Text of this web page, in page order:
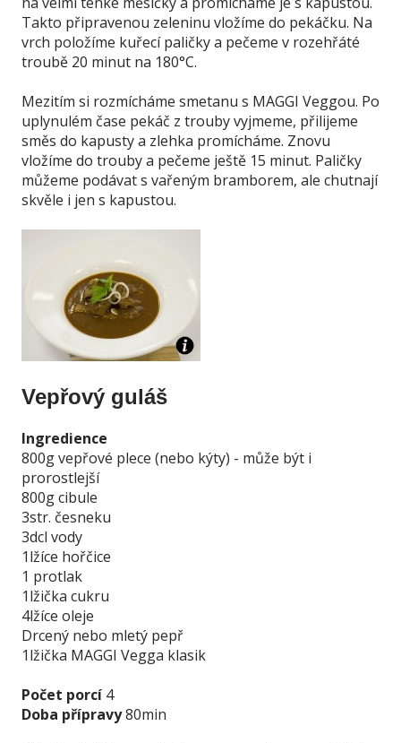
Takto připravenou zeleninu vložíme do pekáčku. Na
vrch položíme kuřecí paličky a pečeme v rozehřáté
troubě 20 minut na 180°C.
Mezitím si rozmícháme smetanu s MAGGI Veggou. Po
uplynulém čase pekáč z trouby vyjmeme, přilijeme
směs do kapusty a zlehka promícháme. Znovu
vložíme do trouby a pečeme ještě 15 minut. Paličky
můžeme podávat s vařeným bramborem, ale chutnají
skvěle i jen s kapustou.
Vepřový guláš
Ingredience
800g vepřové plece (nebo kýty) - může být i
prorostlejší
800g cibule
3str. česneku
3dcl vody
1lžíce hořčice
1 protlak
1lžička cukru
4lžíce oleje
Drcený nebo mletý pepř
1lžička MAGGI Vegga klasik
Počet porcí 4
Doba přípravy80min